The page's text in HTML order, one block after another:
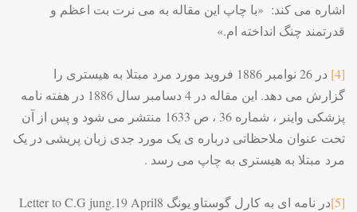
اشاره می کند: «با چاپ این مقاله به می نرت بت اعظم و
قدرتمند چنگ انداخته ام.»
[4]
در 26 نوامبر 1886 فروید مورد مرد مبتلا به هیستری را
گزارش می دهد. این مقاله در 4 دسامبر سال 1886 در هفته نامه
پزشکی واینر ، شماره 36 ، ص 1633 منتشر می شود و پس از آن
تحت عنوان ملاحظاتی درباره ی یک مورد جدی زبان پریشی در یک
مرد مبتلا به هیستری به چاپ می رسد .
[5] در نامه ای به کارل گوستاو یونگ 8 Letter to C.G jung.19 April